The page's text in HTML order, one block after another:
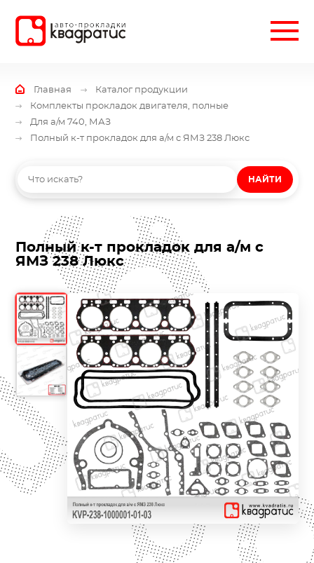
Главная
Каталог продукции
Комплекты прокладок двигателя, полные
Для а/м 740, МАЗ
Полный к-т прокладок для а/м с ЯМЗ 238 Люкс
НАЙТИ
Полный к-т прокладок для а/м с
ЯМЗ 238 Люкс